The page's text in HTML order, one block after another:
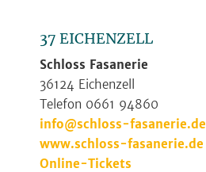
37 EICHENZELL
Schloss Fasanerie
36124 Eichenzell
Telefon 0661 94860
info@schloss-fasanerie.de
www.schloss-fasanerie.de
Online-Tickets